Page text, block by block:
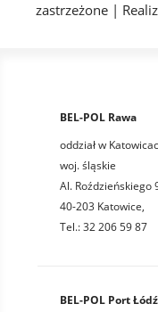
zastrzeżone |
BEL-POL Rawa
oddział w
woj. śląskie
Al. Roździeńskiego
40-203 Katowice,
Tel.: 32 206 59 87
BEL-POL Port Łódź